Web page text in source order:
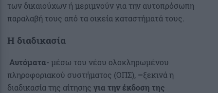
των δικαιούχων ή μεριμνούν για την αυτοπρόσωπη
παραλαβή τους από τα οικεία καταστήματά τους.
Η διαδικασία
Αυτόματα- μέσω του νέου ολοκληρωμένου
πληροφοριακού συστήματος (ΟΠΣ), –ξεκινά η
διαδικασία της αίτησης για την έκδοση της